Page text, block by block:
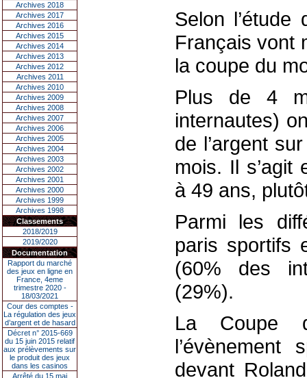
Archives 2018
Archives 2017
Archives 2016
Archives 2015
Archives 2014
Archives 2013
Archives 2012
Archives 2011
Archives 2010
Archives 2009
Archives 2008
Archives 2007
Archives 2006
Archives 2005
Archives 2004
Archives 2003
Archives 2002
Archives 2001
Archives 2000
Archives 1999
Archives 1998
Classements
2018/2019
2019/2020
Documentation
Rapport du marché
des jeux en ligne en
France, 4eme
trimestre 2020 -
18/03/2021
Cour des comptes -
La régulation des jeux
d’argent et de hasard
Décret n° 2015-669
du 15 juin 2015 relatif
aux prélèvements sur
le produit des jeux
dans les casinos
Arrêté du 15 mai
Selon l’étude
Français vont
la coupe du
Plus de 4
internautes)
de l’argent
mois. Il s’agit
à 49 ans,
Parmi les
paris sportifs
(60% des
(29%).
La
l’évènement
devant